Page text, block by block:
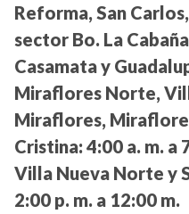
Reforma, San
sector Bo. La
Casamata y
Miraflores Norte,
Miraflores,
Cristina: 4:00 a. m. a
Villa Nueva Norte y
2:00 p. m. a 12:00 m.